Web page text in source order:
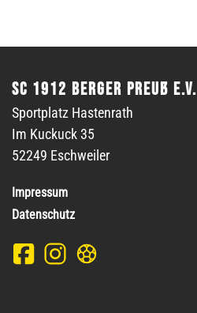
SC 1912 Berger Preuß e.V.
Sportplatz Hastenrath
Im Kuckuck 35
52249 Eschweiler
Impressum
Datenschutz